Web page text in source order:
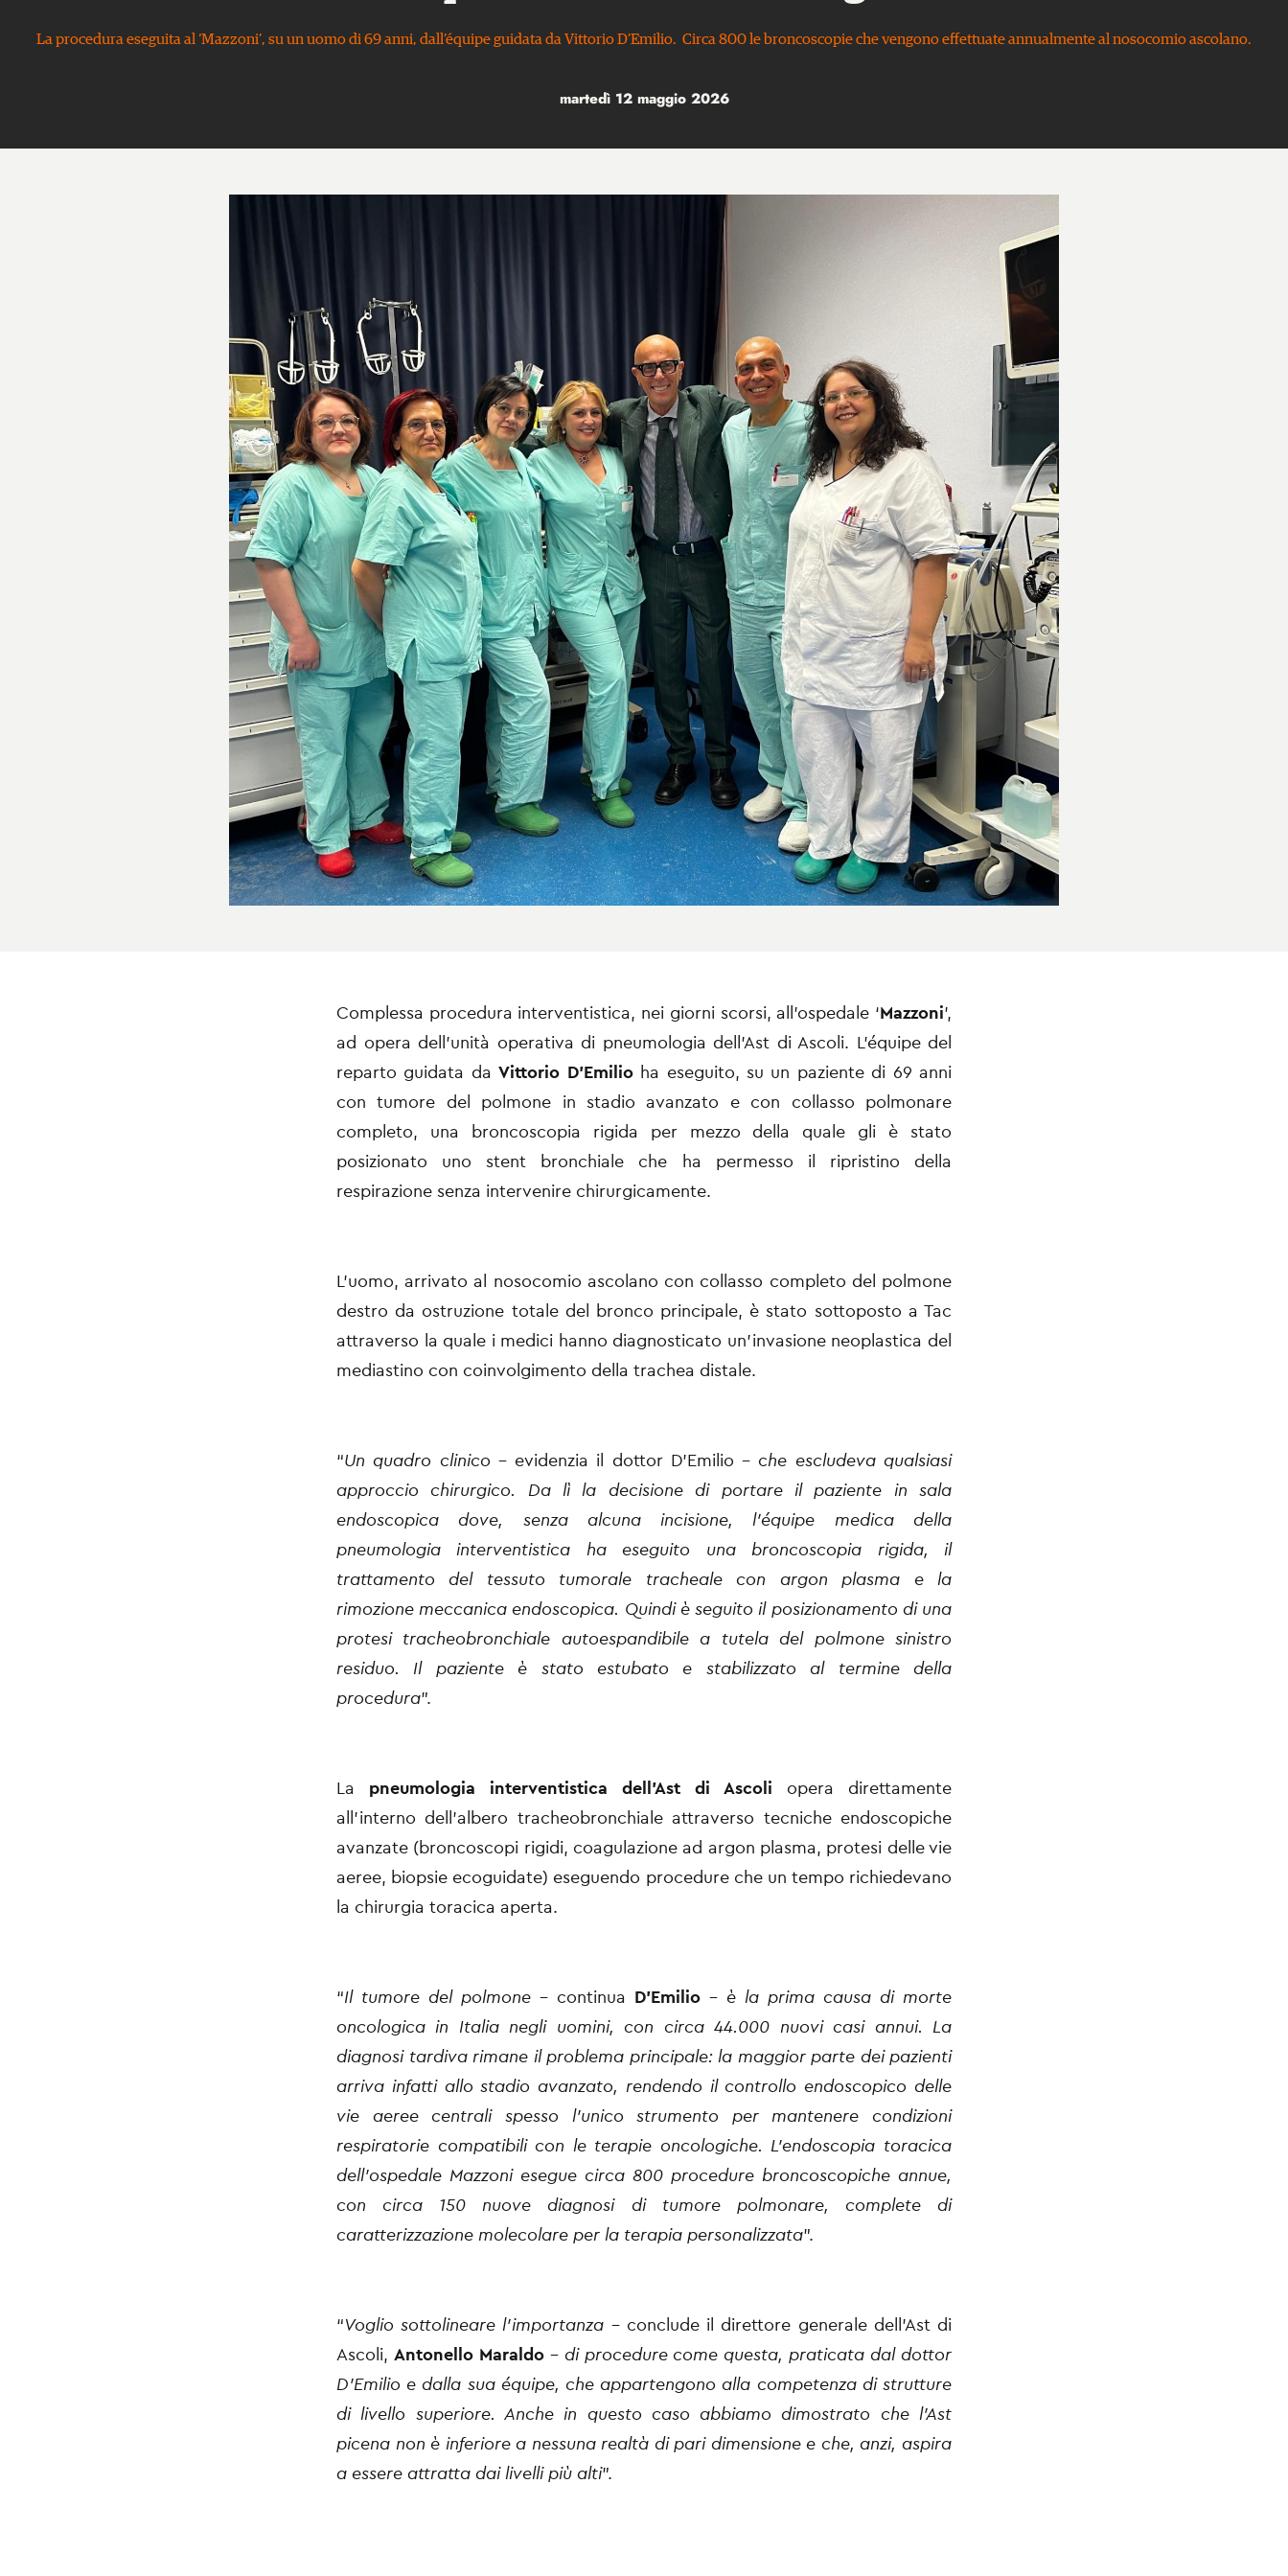
La procedura eseguita al ‘Mazzoni’, su un uomo di 69 anni, dall’équipe guidata da Vittorio D’Emilio. Circa 800 le broncoscopie che vengono effettuate annualmente al nosocomio ascolano.
martedì 12 maggio 2026
Complessa procedura interventistica, nei giorni scorsi, all’ospedale ‘Mazzoni’,
ad opera dell’unità operativa di pneumologia dell’Ast di Ascoli. L’équipe del
reparto guidata daVittorio D’Emilioha eseguito, su un paziente di 69 anni
con tumore del polmone in stadio avanzato e con collasso polmonare
completo, una broncoscopia rigida per mezzo della quale gli è stato
posizionato uno stent bronchiale che ha permesso il ripristino della
respirazione senza intervenire chirurgicamente.
L’uomo, arrivato al nosocomio ascolano con collasso completo del polmone
destro da ostruzione totale del bronco principale, è stato sottoposto a Tac
attraverso la quale i medici hanno diagnosticato un’invasione neoplastica del
mediastino con coinvolgimento della trachea distale.
“Un quadro clinico – evidenzia il dottor D’Emilio - che escludeva qualsiasi
approccio chirurgico. Da lì la decisione di portare il paziente in sala
endoscopica dove, senza alcuna incisione, l’équipe medica della
pneumologia interventistica ha eseguito una broncoscopia rigida, il
trattamento del tessuto tumorale tracheale con argon plasma e la
rimozione meccanica endoscopica. Quindi è seguito il posizionamento di una
protesi tracheobronchiale autoespandibile a tutela del polmone sinistro
residuo. Il paziente è stato estubato e stabilizzato al termine della
procedura”.
La pneumologia interventistica dell’Ast di Ascoli opera direttamente
all’interno dell’albero tracheobronchiale attraverso tecniche endoscopiche
avanzate (broncoscopi rigidi, coagulazione ad argon plasma, protesi delle vie
aeree, biopsie ecoguidate) eseguendo procedure che un tempo richiedevano
la chirurgia toracica aperta.
“Il tumore del polmone – continua D’Emilio - è la prima causa di morte
oncologica in Italia negli uomini, con circa 44.000 nuovi casi annui. La
diagnosi tardiva rimane il problema principale: la maggior parte dei pazienti
arriva infatti allo stadio avanzato, rendendo il controllo endoscopico delle
vie aeree centrali spesso l’unico strumento per mantenere condizioni
respiratorie compatibili con le terapie oncologiche. L’endoscopia toracica
dell’ospedale Mazzoni esegue circa 800 procedure broncoscopiche annue,
con circa 150 nuove diagnosi di tumore polmonare, complete di
caratterizzazione molecolare per la terapia personalizzata”.
“Voglio sottolineare l’importanza – conclude il direttore generale dell’Ast di
Ascoli, Antonello Maraldo– di procedure come questa, praticata dal dottor
D’Emilio e dalla sua équipe, che appartengono alla competenza di strutture
di livello superiore. Anche in questo caso abbiamo dimostrato che l’Ast
picena non è inferiore a nessuna realtà di pari dimensione e che, anzi, aspira
a essere attratta dai livelli più alti”.